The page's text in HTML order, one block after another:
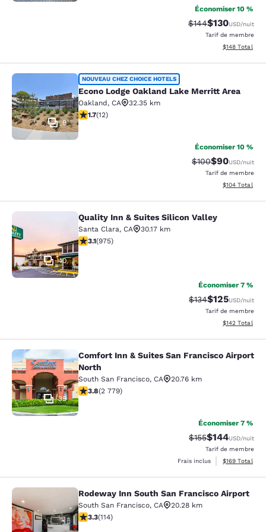
Économiser 10 %
Tarif barré :
$144Tarif réduit :
$130USD/nuit
Tarif de membre
Afficher les
$148 Total
Econo Lodge Oakland Lake Merritt
9
NOUVEAU CHEZ CHOICE HOTELS
Econo Lodge Oakland Lake Merritt Area
Oakland, CA
32.35 km
1.67 étoiles. Moyen. 12 commentaires
1.7(12)
Économiser 10 %
Tarif barré :
$100Tarif réduit :
$90USD/nuit
Tarif de membre
Afficher les
$104 Total
Quality Inn & Suites Silicon Valley
40
Quality Inn & Suites Silicon Valley
Santa Clara, CA
30.17 km
3.12 étoiles. Bien. 975 commentaires
3.1(975)
Économiser 7 %
Tarif barré :
$134Tarif réduit :
$125USD/nuit
Tarif de membre
Afficher les
$142 Total
Comfort Inn & Suites San
35
Comfort Inn & Suites San Francisco Airport
North
South San Francisco, CA
20.76 km
3.77 étoiles. Bien. 2779 commentaires
3.8(2 779)
Économiser 7 %
Tarif barré :
$155Tarif réduit :
$144USD/nuit
Tarif de membre
Frais inclus
Afficher les
$169 Total
Rodeway Inn South San Francisco
Rodeway Inn South San Francisco Airport
South San Francisco, CA
20.28 km
3.26 étoiles. Bien. 114 commentaires
3.3(114)